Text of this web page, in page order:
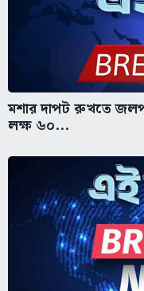
মশার দাপট রুখতে
লক্ষ ৬০...